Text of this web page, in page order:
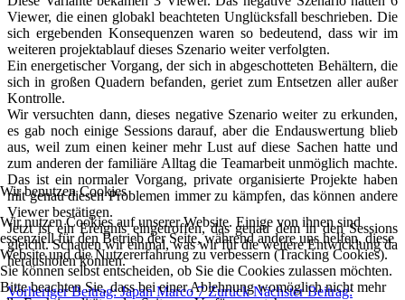
Viewer, die einen globakl beachteten Unglücksfall beschrieben. Die
sich ergebenden Konsequenzen waren so bedeutend, dass wir im
weiteren projektablauf dieses Szenario weiter verfolgten.
Ein energetischer Vorgang, der sich in abgeschotteten Behältern, die
sich in großen Quadern befanden, geriet zum Entsetzen aller außer
Kontrolle.
Wir versuchten dann, dieses negative Szenario weiter zu erkunden,
es gab noch einige Sessions darauf, aber die Endauswertung blieb
aus, weil zum einen keiner mehr Lust auf diese Sachen hatte und
zum anderen der familiäre Alltag die Teamarbeit unmöglich machte.
Das ist ein normaler Vorgang, private organisierte Projekte haben
mit genau diesen Problemen immer zu kämpfen, das können andere
Viewer bestätigen.
Jetzt ist ein Ereignis eingetroffen, das genau dem in den Sessions
gleicht. Schauen wir einmal, was wir für die weitere Entwicklung da
herausholen können.
Vorheriger Beitrag: Japan Marco 7Zurück Nächster Beitrag:
Wir benutzen Cookies
Wir nutzen Cookies auf unserer Website. Einige von ihnen sind
essenziell für den Betrieb der Seite, während andere uns helfen, diese
Website und die Nutzererfahrung zu verbessern (Tracking Cookies).
Sie können selbst entscheiden, ob Sie die Cookies zulassen möchten.
Bitte beachten Sie, dass bei einer Ablehnung womöglich nicht mehr